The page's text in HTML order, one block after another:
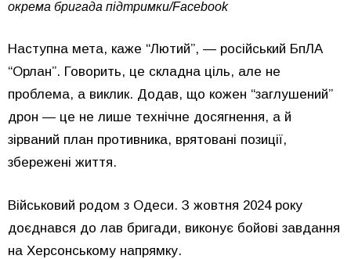
окрема бригада підтримки/Facebook
Наступна мета, каже “Лютий”, — російський БпЛА
“Орлан”. Говорить, це складна ціль, але не
проблема, а виклик. Додав, що кожен “заглушений”
дрон — це не лише технічне досягнення, а й
зірваний план противника, врятовані позиції,
збережені життя.
Військовий родом з Одеси. З жовтня 2024 року
доєднався до лав бригади, виконує бойові завдання
на Херсонському напрямку.